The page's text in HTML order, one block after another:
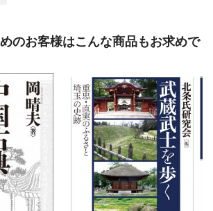
のお客様はこんな商品もお求めで